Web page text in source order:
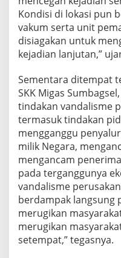
i
n
y
a
k
Kondisi di lokasi pun
vakum serta unit
disiagakan untuk
kejadian lanjutan,”
Sementara ditempat
SKK Migas
tindakan vandalisme
termasuk tindakan
mengganggu
milik Negara,
mengancam
pada terganggunya
vandalisme
berdampak langsung
merugikan
merugikan
setempat,” tegasnya.